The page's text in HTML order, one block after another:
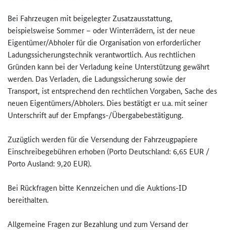
Bei Fahrzeugen mit beigelegter Zusatzausstattung,
beispielsweise Sommer – oder Winterrädern, ist der neue
Eigentümer/Abholer für die Organisation von erforderlicher
Ladungssicherungstechnik verantwortlich. Aus rechtlichen
Gründen kann bei der Verladung keine Unterstützung gewährt
werden. Das Verladen, die Ladungssicherung sowie der
Transport, ist entsprechend den rechtlichen Vorgaben, Sache des
neuen Eigentümers/Abholers. Dies bestätigt er u.a. mit seiner
Unterschrift auf der Empfangs-/Übergabebestätigung.
Zuzüglich werden für die Versendung der Fahrzeugpapiere
Einschreibegebühren erhoben (Porto Deutschland: 6,65 EUR /
Porto Ausland: 9,20 EUR).
Bei Rückfragen bitte Kennzeichen und die Auktions-ID
bereithalten.
Allgemeine Fragen zur Bezahlung und zum Versand der